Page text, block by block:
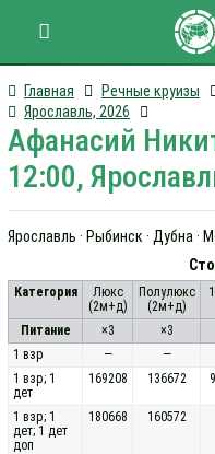
Главная Речные круизы
Ярославль, 2026
Афанасий
12:00,
Ярославль · Рыбинск · Дубна ·
Категория
Люкс
(2м+д)
Полулюкс
(2м+д)
Питание
×3 ×3
1 взр
— —
1 взр; 1
дет
169208 136672
1 взр; 1
дет; 1 дет
доп
180668 160572